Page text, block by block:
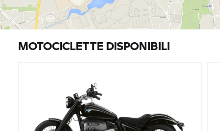
MOTOCICLETTE DISPONIBILI